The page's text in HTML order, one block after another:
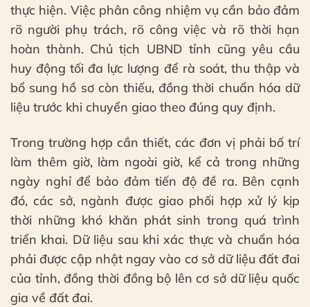
thực hiện. Việc phân công nhiệm vụ cần bảo đảm
rõ người phụ trách, rõ công việc và rõ thời hạn
hoàn thành. Chủ tịch UBND tỉnh cũng yêu cầu
huy động tối đa lực lượng để rà soát, thu thập và
bổ sung hồ sơ còn thiếu, đồng thời chuẩn hóa dữ
liệu trước khi chuyển giao theo đúng quy định.
Trong trường hợp cần thiết, các đơn vị phải bố trí
làm thêm giờ, làm ngoài giờ, kể cả trong những
ngày nghỉ để bảo đảm tiến độ đề ra. Bên cạnh
đó, các sở, ngành được giao phối hợp xử lý kịp
thời những khó khăn phát sinh trong quá trình
triển khai. Dữ liệu sau khi xác thực và chuẩn hóa
phải được cập nhật ngay vào cơ sở dữ liệu đất đai
của tỉnh, đồng thời đồng bộ lên cơ sở dữ liệu quốc
gia về đất đai.